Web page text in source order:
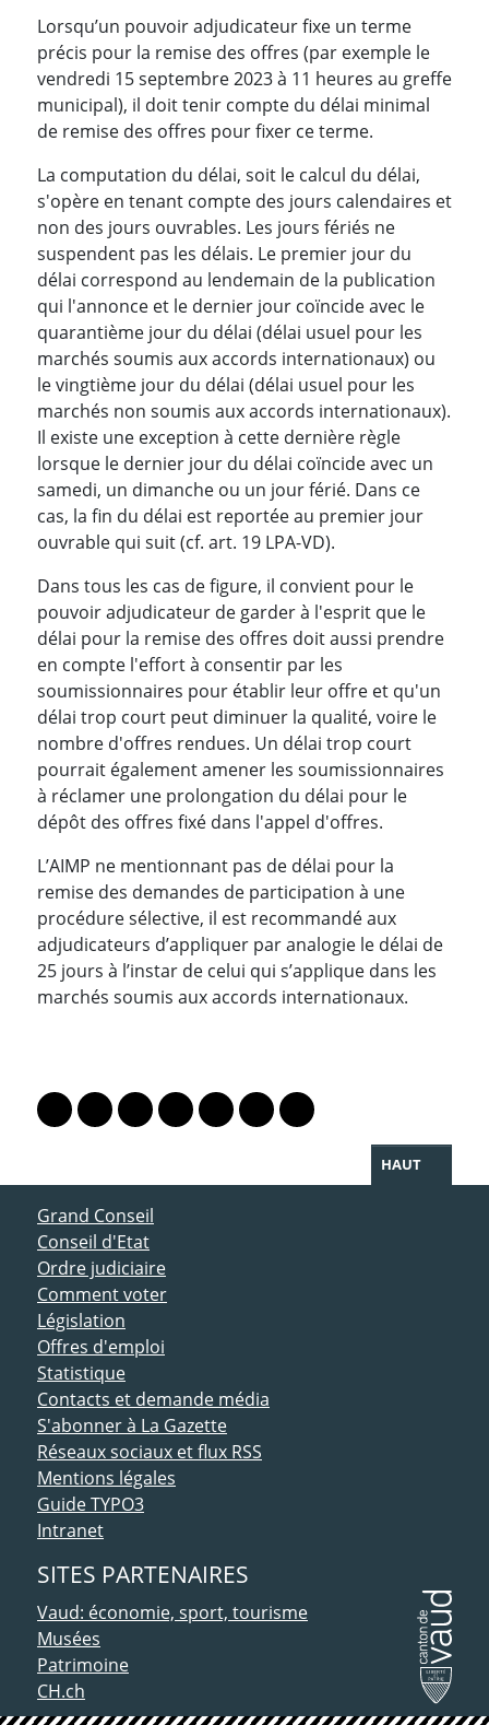
Lorsqu’un pouvoir adjudicateur fixe un terme
précis pour la remise des offres (par exemple le
vendredi 15 septembre 2023 à 11 heures au greffe
municipal), il doit tenir compte du délai minimal
de remise des offres pour fixer ce terme.
La computation du délai, soit le calcul du délai,
s'opère en tenant compte des jours calendaires et
non des jours ouvrables. Les jours fériés ne
suspendent pas les délais. Le premier jour du
délai correspond au lendemain de la publication
qui l'annonce et le dernier jour coïncide avec le
quarantième jour du délai (délai usuel pour les
marchés soumis aux accords internationaux) ou
le vingtième jour du délai (délai usuel pour les
marchés non soumis aux accords internationaux).
Il existe une exception à cette dernière règle
lorsque le dernier jour du délai coïncide avec un
samedi, un dimanche ou un jour férié. Dans ce
cas, la fin du délai est reportée au premier jour
ouvrable qui suit (cf. art. 19 LPA-VD).
Dans tous les cas de figure, il convient pour le
pouvoir adjudicateur de garder à l'esprit que le
délai pour la remise des offres doit aussi prendre
en compte l'effort à consentir par les
soumissionnaires pour établir leur offre et qu'un
délai trop court peut diminuer la qualité, voire le
nombre d'offres rendues. Un délai trop court
pourrait également amener les soumissionnaires
à réclamer une prolongation du délai pour le
dépôt des offres fixé dans l'appel d'offres.
L’AIMP ne mentionnant pas de délai pour la
remise des demandes de participation à une
procédure sélective, il est recommandé aux
adjudicateurs d’appliquer par analogie le délai de
25 jours à l’instar de celui qui s’applique dans les
marchés soumis aux accords internationaux.
Lien vers le profil Mastodon
Lien vers le profil Bluesky
Lien vers le profil Instagram
Lien vers le profil Linkedin
Lien vers le profil Facebook
Lien vers le profil Twitter
Partager par WhatsApp
HAUT
ACCÈS DIRECT
Grand Conseil
Conseil d'Etat
Ordre judiciaire
Comment voter
Législation
Offres d'emploi
Statistique
Contacts et demande média
S'abonner à La Gazette
Réseaux sociaux et flux RSS
Mentions légales
Guide TYPO3
Intranet
SITES PARTENAIRES
Vaud: économie, sport, tourisme
Musées
Patrimoine
CH.ch